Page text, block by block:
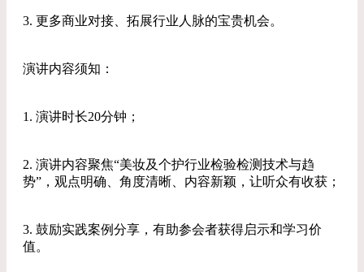
3. 更多商业对接、拓展行业人脉的宝贵机会。
演讲内容须知：
1. 演讲时长20分钟；
2. 演讲内容聚焦“美妆及个护行业检验检测技术与趋
势”，观点明确、角度清晰、内容新颖，让听众有收获；
3. 鼓励实践案例分享，有助参会者获得启示和学习价
值。